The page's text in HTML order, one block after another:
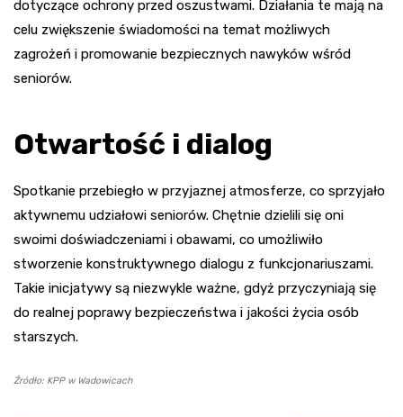
dotyczące ochrony przed oszustwami. Działania te mają na
celu zwiększenie świadomości na temat możliwych
zagrożeń i promowanie bezpiecznych nawyków wśród
seniorów.
Otwartość i dialog
Spotkanie przebiegło w przyjaznej atmosferze, co sprzyjało
aktywnemu udziałowi seniorów. Chętnie dzielili się oni
swoimi doświadczeniami i obawami, co umożliwiło
stworzenie konstruktywnego dialogu z funkcjonariuszami.
Takie inicjatywy są niezwykle ważne, gdyż przyczyniają się
do realnej poprawy bezpieczeństwa i jakości życia osób
starszych.
Źródło: KPP w Wadowicach